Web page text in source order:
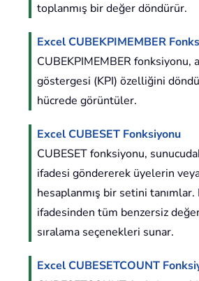
toplanmış bir değer döndürür.
Excel CUBEKPIMEMBER
CUBEKPIMEMBER fonksiyonu,
göstergesi (KPI) özelliğini
hücrede görüntüler.
Excel CUBESET Fonksiyonu
CUBESET fonksiyonu,
ifadesi göndererek üyelerin
hesaplanmış bir setini
ifadesinden tüm benzersiz
sıralama seçenekleri sunar.
Excel CUBESETCOUNT